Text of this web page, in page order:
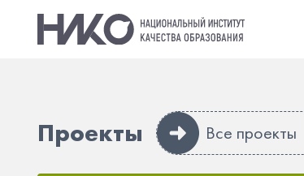
Проекты Все проекты